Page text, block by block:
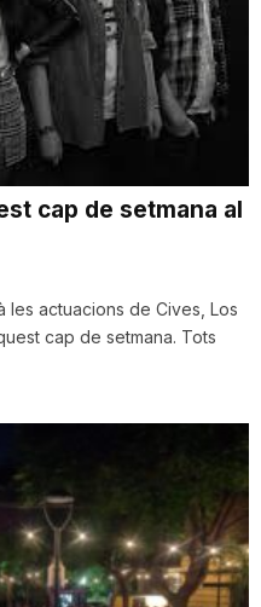
cap de setmana al
les actuacions de Cives, Los
cap de setmana. Tots